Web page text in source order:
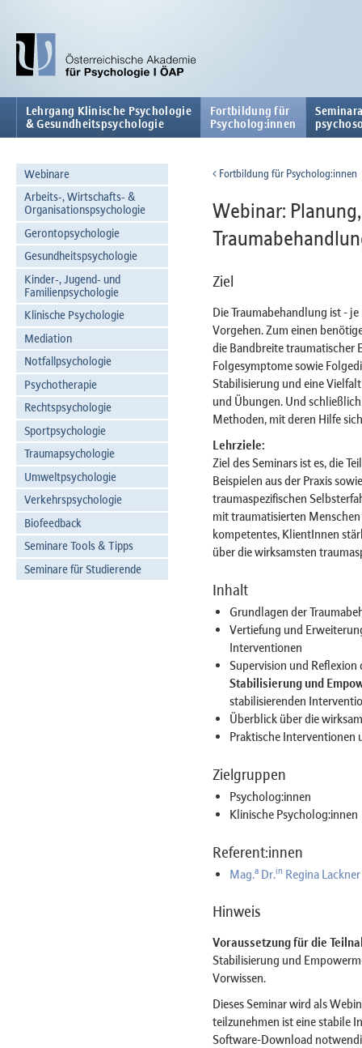
Lehrgang Klinische Psychologie
& Gesundheitspsychologie
Fortbildung für
Psycholog:innen
Webinare
Arbeits-, Wirtschafts- &
Organisationspsychologie
Gerontopsychologie
Gesundheitspsychologie
Kinder-, Jugend- und
Familienpsychologie
Klinische Psychologie
Mediation
Notfallpsychologie
Psychotherapie
Rechtspsychologie
Sportpsychologie
Traumapsychologie
Umweltpsychologie
Verkehrspsychologie
Biofeedback
Seminare Tools & Tipps
Seminare für Studierende
Fortbildung für Psycholog:innen
Webinar:
Ziel
Die Traumabehandlung ist -
Vorgehen. Zum einen
die Bandbreite traumatischer
Folgesymptome sowie
Stabilisierung und eine
und Übungen. Und
Methoden, mit deren Hilfe
Lehrziele:
Ziel des Seminars ist es, die
Beispielen aus der Praxis
traumaspezifischen
mit traumatisierten
kompetentes, KlientInnen
über die wirksamsten
Inhalt
Grundlagen der
Vertiefung und
Interventionen
Supervision und
Stabilisierung und
stabilisierenden
Überblick über die
Praktische Interventionen
Zielgruppen
Psycholog:innen
Klinische Psycholog:innen
Referent:innen
Mag.aDr.in Regina Lackner
Hinweis
Voraussetzung für die
Stabilisierung und
Vorwissen.
Dieses Seminar wird als
teilzunehmen ist eine stabile
Software-Download